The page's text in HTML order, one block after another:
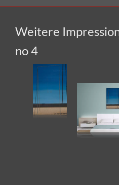
Weitere
no 4